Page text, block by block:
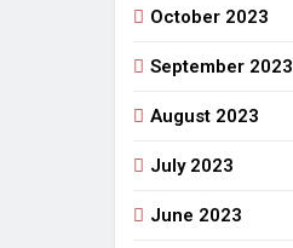
October 2023
September 2023
August 2023
July 2023
June 2023